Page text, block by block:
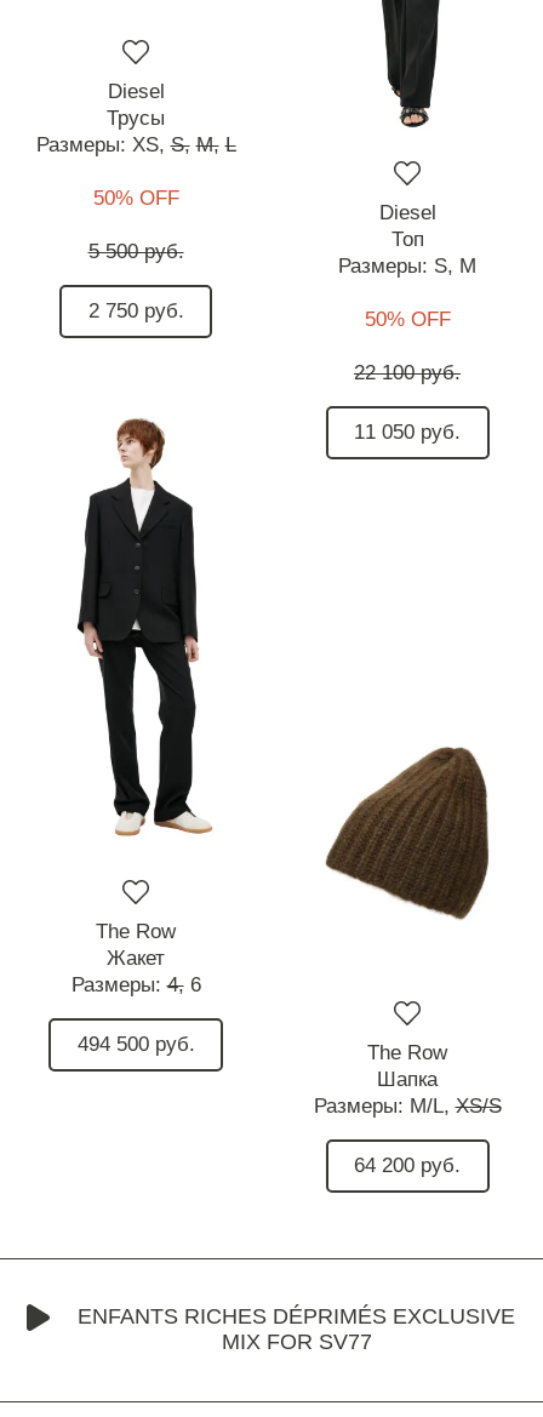
Diesel
Трусы
Размеры: XS, S, M, L
50% OFF
5 500 руб.
2 750 руб.
Diesel
Топ
Размеры: S, M
50% OFF
22 100 руб.
11 050 руб.
The Row
Жакет
Размеры:4, 6
494 500 руб.
The Row
Шапка
Размеры: M/L, XS/S
64 200 руб.
ENFANTS RICHES DÉPRIMÉS EXCLUSIVE
MIX FOR SV77